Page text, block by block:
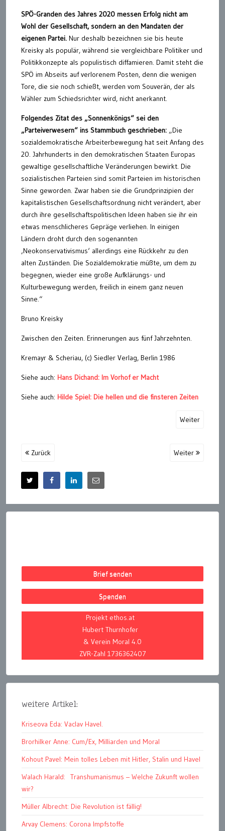
SPÖ-Granden des Jahres 2020 messen Erfolg nicht am
Wohl der Gesellschaft, sondern an den Mandaten der
eigenen Partei. Nur deshalb bezeichnen sie bis heute
Kreisky als populär, während sie vergleichbare Politiker und
Politikkonzepte als populistisch diffamieren. Damit steht die
SPÖ im Abseits auf verlorenem Posten, denn die wenigen
Tore, die sie noch schießt, werden vom Souverän, der als
Wähler zum Schiedsrichter wird, nicht anerkannt.
Folgendes Zitat des „Sonnenkönigs“ sei den
„Parteiverwesern“ ins Stammbuch geschrieben: „Die
sozialdemokratische Arbeiterbewegung hat seit Anfang des
20. Jahrhunderts in den demokratischen Staaten Europas
gewaltige gesellschaftliche Veränderungen bewirkt. Die
sozialistischen Parteien sind somit Parteien im historischen
Sinne geworden. Zwar haben sie die Grundprinzipien der
kapitalistischen Gesellschaftsordnung nicht verändert, aber
durch ihre gesellschaftspolitischen Ideen haben sie ihr ein
etwas menschlicheres Gepräge verliehen. In einigen
Ländern droht durch den sogenannten
‚Neokonservativismus‘ allerdings eine Rückkehr zu den
alten Zuständen. Die Sozialdemokratie müßte, um dem zu
begegnen, wieder eine große Aufklärungs- und
Kulturbewegung werden, freilich in einem ganz neuen
Sinne.“
Bruno Kreisky
Zwischen den Zeiten. Erinnerungen aus fünf Jahrzehnten.
Kremayr & Scheriau, (c) Siedler Verlag, Berlin 1986
Siehe auch: Hans Dichand: Im Vorhof er Macht
Siehe auch: Hilde Spiel: Die hellen und die finsteren Zeiten
Weiter
Zurück Weiter
Brief senden
Spenden
Projekt ethos.at
Hubert Thurnhofer
& Verein Moral 4.0
ZVR-Zahl 1736362407
weitere Artikel:
Kriseova Eda: Vaclav Havel.
Brorhilker Anne: Cum/Ex, Milliarden und Moral
Kohout Pavel: Mein tolles Leben mit Hitler, Stalin und Havel
Walach Harald: Transhumanismus – Welche Zukunft wollen
wir?
Müller Albrecht: Die Revolution ist fällig!
Arvay Clemens: Corona Impfstoffe